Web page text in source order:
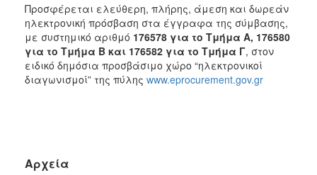
Προσφέρεται ελεύθερη, πλήρης, άμεση και δωρεάν
ηλεκτρονική πρόσβαση στα έγγραφα της σύμβασης,
με συστημικό αριθμό 176578 για το Τμήμα Α, 176580
για το Τμήμα Β και 176582 για το Τμήμα Γ, στον
ειδικό δημόσια προσβάσιμο χώρο “ηλεκτρονικοί
διαγωνισμοί” της πύλης www.eprocurement.gov.gr
Αρχεία